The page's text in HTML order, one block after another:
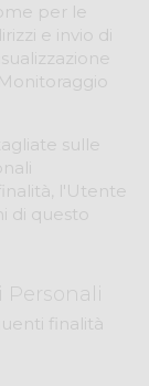
per le
e invio di
sulle
l'Utente
di questo
finalità